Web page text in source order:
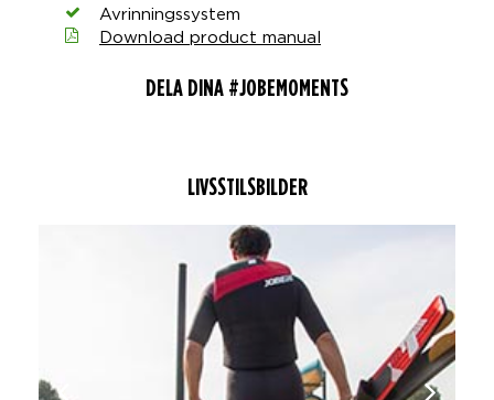
Avrinningssystem
Download product manual
DELA DINA #JOBEMOMENTS
LIVSSTILSBILDER